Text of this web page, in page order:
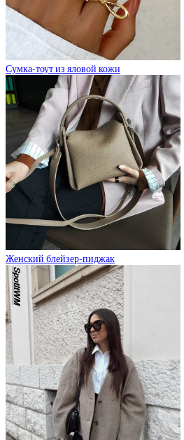
Сумка-тоут из яловой кожи
Женский блейзер-пиджак